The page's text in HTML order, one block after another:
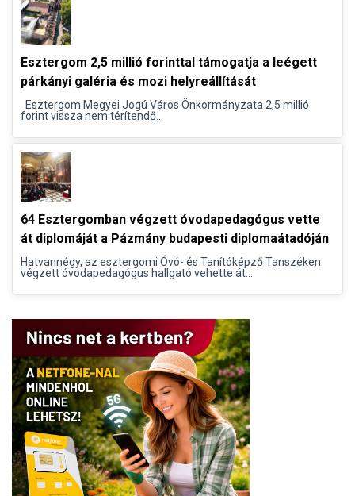
Esztergom 2,5 millió forinttal támogatja a leégett
párkányi galéria és mozi helyreállítását
Esztergom Megyei Jogú Város Önkormányzata 2,5 millió
forint vissza nem térítendő...
64 Esztergomban végzett óvodapedagógus vette
át diplomáját a Pázmány budapesti diplomaátadóján
Hatvannégy, az esztergomi Óvó- és Tanítóképző Tanszéken
végzett óvodapedagógus hallgató vehette át...